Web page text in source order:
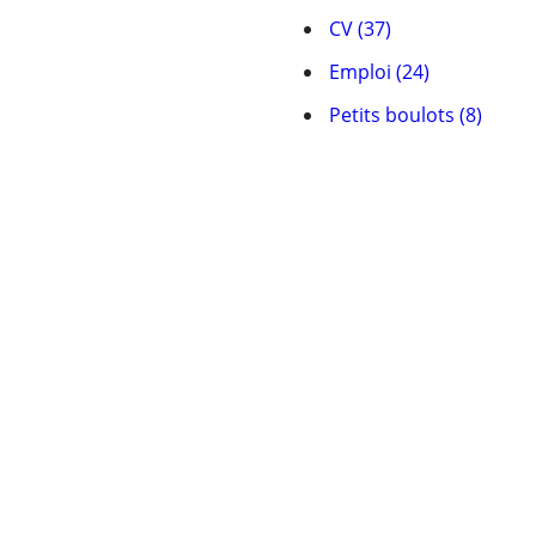
CV (37)
Emploi (24)
Petits boulots (8)